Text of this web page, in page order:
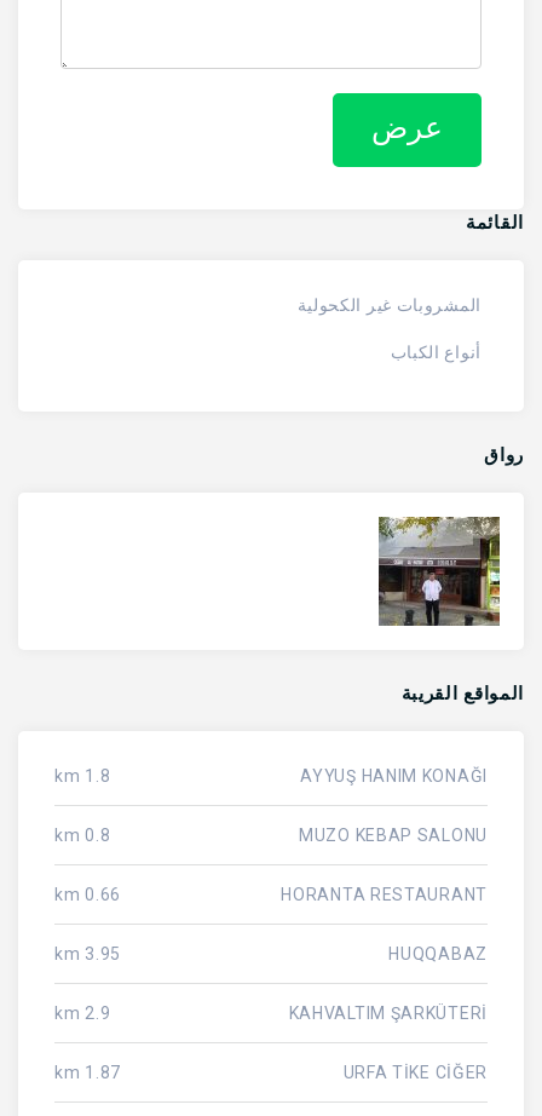
القائمة
المشروبات غير الكحولية
أنواع الكباب
رواق
المواقع القريبة
AYYUŞ HANIM KONAĞI
1.8 km
MUZO KEBAP SALONU
0.8 km
HORANTA RESTAURANT
0.66 km
HUQQABAZ
3.95 km
KAHVALTIM ŞARKÜTERİ
2.9 km
URFA TİKE CİĞER
1.87 km